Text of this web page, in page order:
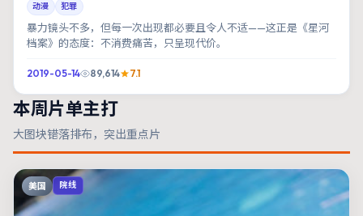
动漫 犯罪
暴力镜头不多，但每一次出现都必要且令人不适——这正是《星河
档案》的态度：不消费痛苦，只呈现代价。
2019-05-14 89,614 7.1
本周片单主打
大图块错落排布，突出重点片
美国 院线